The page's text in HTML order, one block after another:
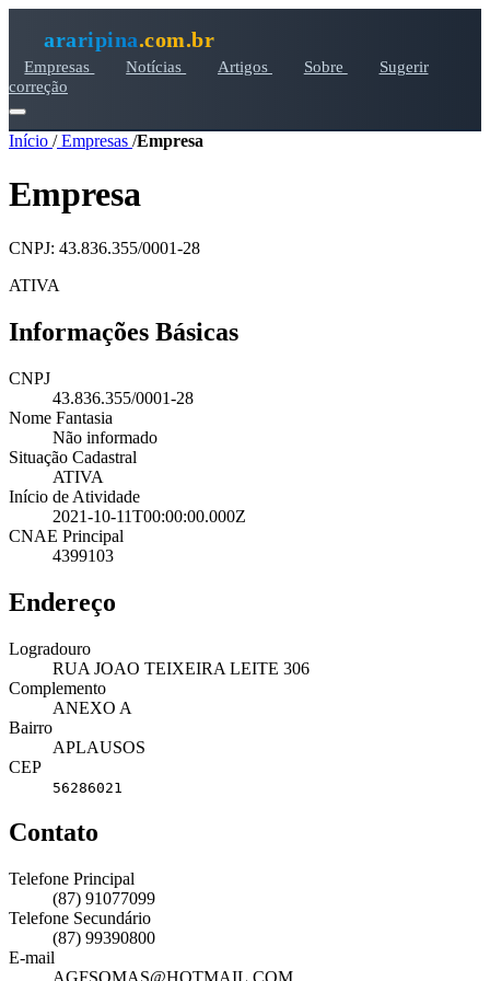
araripina.com.br
Empresas Notícias Artigos Sobre
Sugerir
correção
Início /Empresas /Empresa
Empresa
CNPJ: 43.836.355/0001-28
ATIVA
Informações Básicas
CNPJ
43.836.355/0001-28
Nome Fantasia
Não informado
Situação Cadastral
ATIVA
Início de Atividade
2021-10-11T00:00:00.000Z
CNAE Principal
4399103
Endereço
Logradouro
RUA JOAO TEIXEIRA LEITE 306
Complemento
ANEXO A
Bairro
APLAUSOS
CEP
56286021
Contato
Telefone Principal
(87) 91077099
Telefone Secundário
(87) 99390800
E-mail